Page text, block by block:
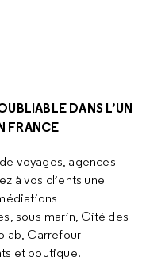
DANS L’UN
FRANCE
voyages, agences
à vos clients une
sous-marin, Cité des
Carrefour
et boutique.